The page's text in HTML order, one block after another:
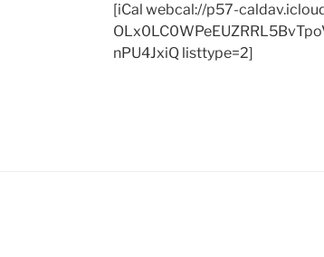
[iCal webcal://p57-
nPU4JxiQ listtype=2]